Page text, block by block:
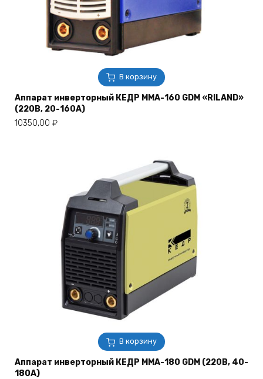
В корзину
Аппарат инверторный КЕДР MMA-160 GDM «RILAND»
(220B, 20-160А)
10350,00 ₽
В корзину
Аппарат инверторный КЕДР MMA-180 GDM (220В, 40-
180А)